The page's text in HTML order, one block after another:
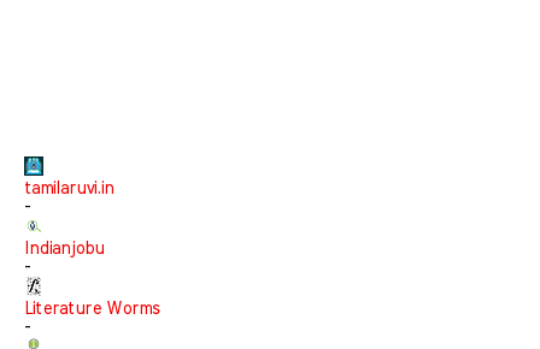
tamilaruvi.in
-
Indianjobu
-
Literature Worms
-